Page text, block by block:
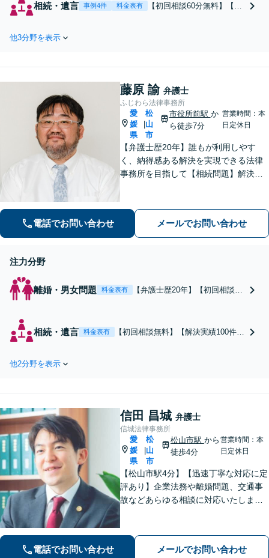
況を丁寧にお聞きし
ルな料金設定】
相続・遺言 事例4件 料金表有
【初回相談60分無料】【全
続税対策等お任せくださ
【解決実績豊富】【電話相
談可】
他3分野を表示
藤原 諭 弁護士
ふじわら法律事務所
愛
媛
県
松
山
市
市役所前駅 か
ら徒歩7分
営業時間：本
日定休日
【弁護士歴20年】誰もが利用しやす
く、納得感ある解決を実現できる法律
事務所を目指して【相続問題】解決実
婚協議から調停、裁判まで、あらゆる
フェーズに対応【市役所前駅6分】
電話でお問い合わせ メールでお問い合わせ
注力分野
離婚・男女問題 料金表有
【弁護士歴20年】【初回相談無
相談者さまの立場に立ち、豊富
相続・遺言 料金表有
【初回相談無料】【解決実績100件以
オンラインでの面談実施が可能です
他2分野を表示
信田 昌城 弁護士
信城法律事務所
愛
媛
県
松
山
市
松山市駅 から
徒歩4分
営業時間：本
日定休日
【松山市駅4分】【迅速丁寧な対応に定
評あり】企業法務や離婚問題、交通事
故などあらゆる相談に対応いたしま
い生活や経営のために、一歩前へ踏み
出しましょう。【夜間面談可】
電話でお問い合わせ メールでお問い合わせ